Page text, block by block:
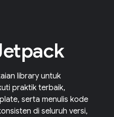
library untuk
praktik terbaik,
serta menulis kode
di seluruh versi,